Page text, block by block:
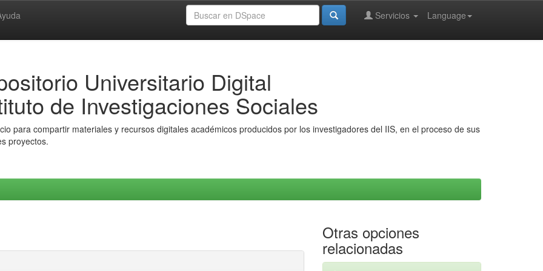
Language
Servicios
Universitario Digital
de Investigaciones Sociales
para compartir materiales y recursos digitales académicos producidos por los investigadores del IIS, en el proceso de sus
proyectos.
Otras opciones
relacionadas